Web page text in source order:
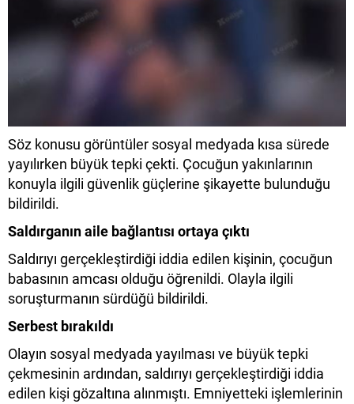
Söz konusu görüntüler sosyal medyada kısa sürede
yayılırken büyük tepki çekti. Çocuğun yakınlarının
konuyla ilgili güvenlik güçlerine şikayette bulunduğu
bildirildi.
Saldırganın aile bağlantısı ortaya çıktı
Saldırıyı gerçekleştirdiği iddia edilen kişinin, çocuğun
babasının amcası olduğu öğrenildi. Olayla ilgili
soruşturmanın sürdüğü bildirildi.
Serbest bırakıldı
Olayın sosyal medyada yayılması ve büyük tepki
çekmesinin ardından, saldırıyı gerçekleştirdiği iddia
edilen kişi gözaltına alınmıştı. Emniyetteki işlemlerinin